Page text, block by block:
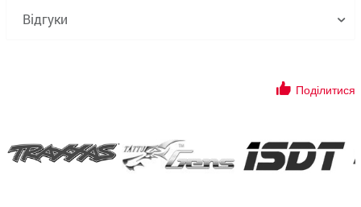
Відгуки
Поділитися